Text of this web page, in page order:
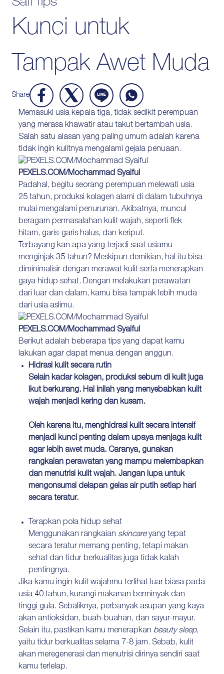
Protection
Hair Problem
Safi Tips
Kunci untuk
Tampak Awet Muda
Share
Memasuki usia kepala tiga, tidak sedikit perempuan
yang merasa khawatir atau takut bertambah usia.
Salah satu alasan yang paling umum adalah karena
tidak ingin kulitnya mengalami gejala penuaan.
PEXELS.COM/Mochammad Syaiful
Padahal, begitu seorang perempuan melewati usia
25 tahun, produksi kolagen alami di dalam tubuhnya
mulai mengalami penurunan. Akibatnya, muncul
beragam permasalahan kulit wajah, seperti flek
hitam, garis-garis halus, dan keriput.
Terbayang kan apa yang terjadi saat usiamu
menginjak 35 tahun? Meskipun demikian, hal itu bisa
diminimalisir dengan merawat kulit serta menerapkan
gaya hidup sehat. Dengan melakukan perawatan
dari luar dan dalam, kamu bisa tampak lebih muda
dari usia aslimu.
PEXELS.COM/Mochammad Syaiful
Berikut adalah beberapa tips yang dapat kamu
lakukan agar dapat menua dengan anggun.
Hidrasi kulit secara rutin
Selain kadar kolagen, produksi sebum di kulit juga
ikut berkurang. Hal inilah yang menyebabkan kulit
wajah menjadi kering dan kusam.
Oleh karena itu, menghidrasi kulit secara intensif
menjadi kunci penting dalam upaya menjaga kulit
agar lebih awet muda. Caranya, gunakan
rangkaian perawatan yang mampu melembapkan
dan menutrisi kulit wajah. Jangan lupa untuk
mengonsumsi delapan gelas air putih setiap hari
secara teratur.
Terapkan pola hidup sehat
Menggunakan rangkaian skincareyang tepat
secara teratur memang penting, tetapi makan
sehat dan tidur berkualitas juga tidak kalah
pentingnya.
Jika kamu ingin kulit wajahmu terlihat luar biasa pada
usia 40 tahun, kurangi makanan berminyak dan
tinggi gula. Sebaliknya, perbanyak asupan yang kaya
akan antioksidan, buah-buahan, dan sayur-mayur.
Selain itu, pastikan kamu menerapkan beauty sleep,
yaitu tidur berkualitas selama 7-8 jam. Sebab, kulit
akan meregenerasi dan menutrisi dirinya sendiri saat
kamu terlelap.